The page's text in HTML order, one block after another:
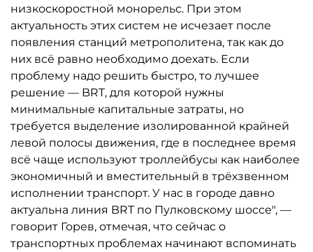
низкоскоростной монорельс. При этом
актуальность этих систем не исчезает после
появления станций метрополитена, так как до
них всё равно необходимо доехать. Если
проблему надо решить быстро, то лучшее
решение — BRT, для которой нужны
минимальные капитальные затраты, но
требуется выделение изолированной крайней
левой полосы движения, где в последнее время
всё чаще используют троллейбусы как наиболее
экономичный и вместительный в трёхзвенном
исполнении транспорт. У нас в городе давно
актуальна линия BRT по Пулковскому шоссе", —
говорит Горев, отмечая, что сейчас о
транспортных проблемах начинают вспоминать